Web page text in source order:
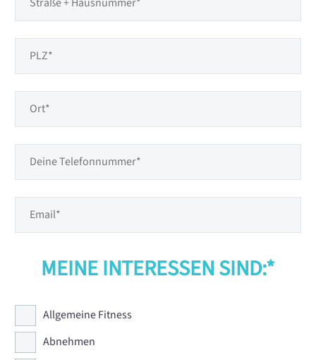
MEINE INTERESSEN SIND:*
Allgemeine Fitness
Abnehmen